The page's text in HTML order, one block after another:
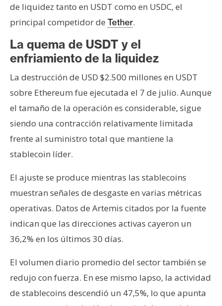
de liquidez tanto en USDT como en USDC, el
principal competidor de Tether.
La quema de USDT y el
enfriamiento de la liquidez
La destrucción de USD $2.500 millones en USDT
sobre Ethereum fue ejecutada el 7 de julio. Aunque
el tamaño de la operación es considerable, sigue
siendo una contracción relativamente limitada
frente al suministro total que mantiene la
stablecoin líder.
El ajuste se produce mientras las stablecoins
muestran señales de desgaste en varias métricas
operativas. Datos de Artemis citados por la fuente
indican que las direcciones activas cayeron un
36,2% en los últimos 30 días.
El volumen diario promedio del sector también se
redujo con fuerza. En ese mismo lapso, la actividad
de stablecoins descendió un 47,5%, lo que apunta